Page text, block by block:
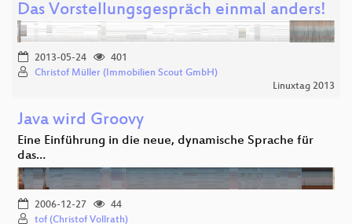
Das Vorstellungsgespräch einmal anders!
2013-05-24
401
Christof Müller (Immobilien Scout GmbH)
Linuxtag 2013
Java wird Groovy
Eine Einführung in die neue, dynamische Sprache für
das…
2006-12-27
44
tof (Christof Vollrath)